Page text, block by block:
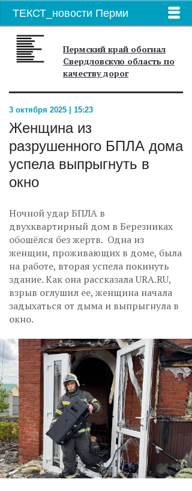
ТЕКСТ_новости Перми
Пермский край обогнал
Свердловскую область по
качеству дорог
3 октября 2025 | 15:23
Женщина из
разрушенного БПЛА дома
успела выпрыгнуть в
окно
Ночной удар БПЛА в
двухквартирный дом в Березниках
обошёлся без жертв. Одна из
женщин, проживающих в доме, была
на работе, вторая успела покинуть
здание. Как она рассказала URA.RU,
взрыв оглушил ее, женщина начала
задыхаться от дыма и выпрыгнула в
окно.